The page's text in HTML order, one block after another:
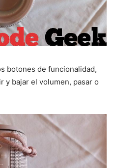
botones de funcionalidad,
y bajar el volumen, pasar o